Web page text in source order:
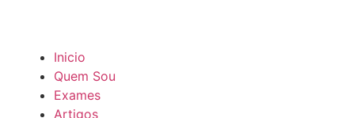
Inicio
Quem Sou
Exames
Artigos